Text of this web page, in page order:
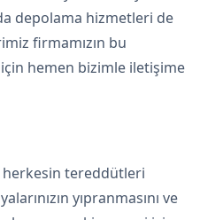
depolama hizmetleri de
firmamızın bu
hemen bizimle iletişime
tereddütleri
yıpranmasını ve